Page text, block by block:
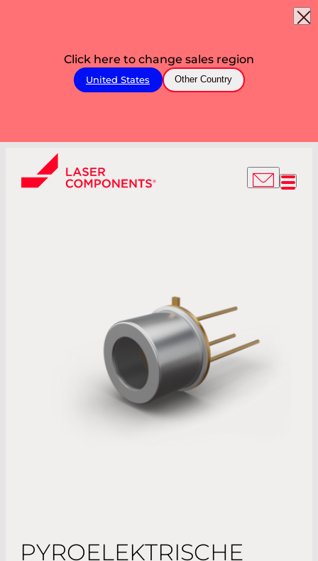
Click here to change sales region
United States Other Country
PYROELEKTRISCHE